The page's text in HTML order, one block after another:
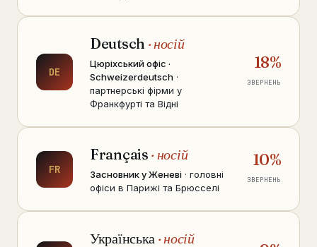
DE
Deutsch · носій
Цюріхський офіс ·
Schweizerdeutsch ·
партнерські фірми у
Франкфурті та Відні
18%
ЗВЕРНЕНЬ
FR
Français · носій
Засновник у Женеві · головні
офіси в Парижі та Брюсселі
10%
ЗВЕРНЕНЬ
Українська · носій